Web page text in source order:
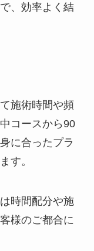
、効率よく結
施術時間や頻
コースから90
に合ったプラ
す。
時間配分や施
様のご都合に